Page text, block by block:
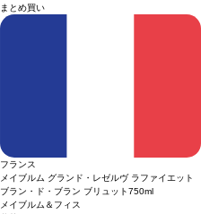
まとめ買い
フランス
メイブルム グランド・レゼルヴ ラファイエット
ブラン・ド・ブラン ブリュット750ml
メイブルム＆フィス